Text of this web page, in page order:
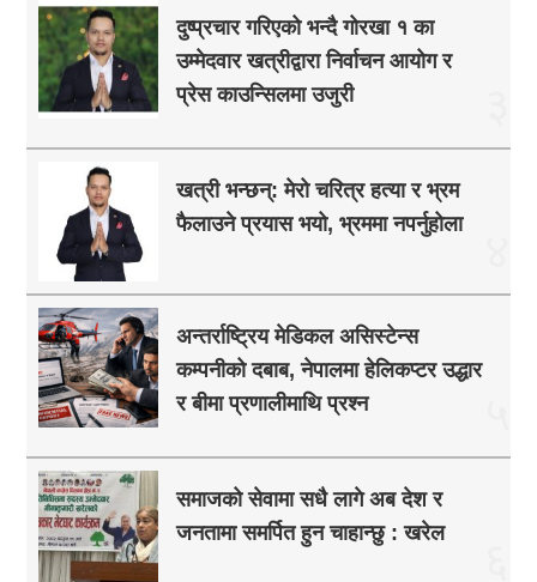
दुष्प्रचार गरिएको भन्दै गोरखा १ का
उम्मेदवार खत्रीद्वारा निर्वाचन आयोग र
प्रेस काउन्सिलमा उजुरी
खत्री भन्छन्: मेरो चरित्र हत्या र भ्रम
फैलाउने प्रयास भयो, भ्रममा नपर्नुहोला
अन्तर्राष्ट्रिय मेडिकल असिस्टेन्स
कम्पनीको दबाब, नेपालमा हेलिकप्टर उद्धार
र बीमा प्रणालीमाथि प्रश्न
समाजको सेवामा सधै लागे अब देश र
जनतामा समर्पित हुन चाहान्छु : खरेल